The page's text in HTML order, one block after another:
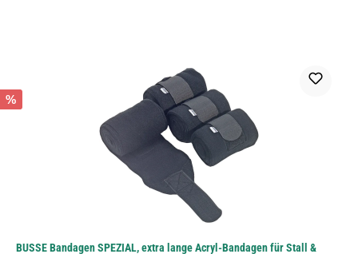
%
BUSSE Bandagen SPEZIAL, extra lange Acryl-Bandagen für Stall &